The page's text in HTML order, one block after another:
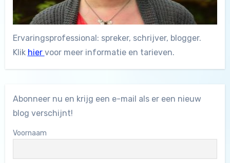
Ervaringsprofessional: spreker, schrijver, blogger.
Klik hier voor meer informatie en tarieven.
Abonneer nu en krijg een e-mail als er een nieuw
blog verschijnt!
Voornaam